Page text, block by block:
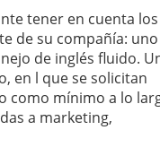
tener en cuenta los
de su compañía: uno
de inglés fluido.
en l que se solicitan
como mínimo a lo
a marketing,